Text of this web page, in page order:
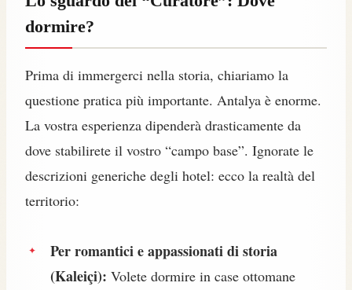
dormire?
Prima di immergerci nella storia, chiariamo la
questione pratica più importante. Antalya è enorme.
La vostra esperienza dipenderà drasticamente da
dove stabilirete il vostro “campo base”. Ignorate le
descrizioni generiche degli hotel: ecco la realtà del
territorio:
Per romantici e appassionati di storia
(Kaleiçi): Volete dormire in case ottomane